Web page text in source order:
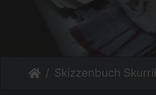
Skizzenbuch Skurril